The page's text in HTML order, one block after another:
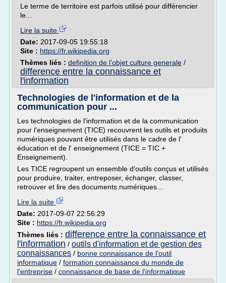
Le terme de territoire est parfois utilisé pour différencier
le...
Lire la suite
Date: 2017-09-05 19:55:18
Site : https://fr.wikipedia.org
Thèmes liés : definition de l'objet culture generale /
difference entre la connaissance et
l'information
Technologies de l'information et de la
communication pour ...
Les technologies de l'information et de la communication
pour l'enseignement (TICE) recouvrent les outils et produits
numériques pouvant être utilisés dans le cadre de l'
éducation et de l' enseignement (TICE = TIC +
Enseignement).
Les TICE regroupent un ensemble d'outils conçus et utilisés
pour produire, traiter, entreposer, échanger, classer,
retrouver et lire des documents numériques...
Lire la suite
Date: 2017-09-07 22:56:29
Site : https://fr.wikipedia.org
Thèmes liés : difference entre la connaissance et
l'information / outils d'information et de gestion des
connaissances / bonne connaissance de l'outil
informatique / formation connaissance du monde de
l'entreprise / connaissance de base de l'informatique